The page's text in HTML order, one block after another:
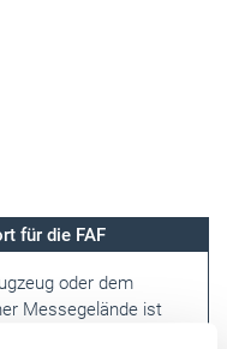
für die FAF
oder dem
Messegelände ist